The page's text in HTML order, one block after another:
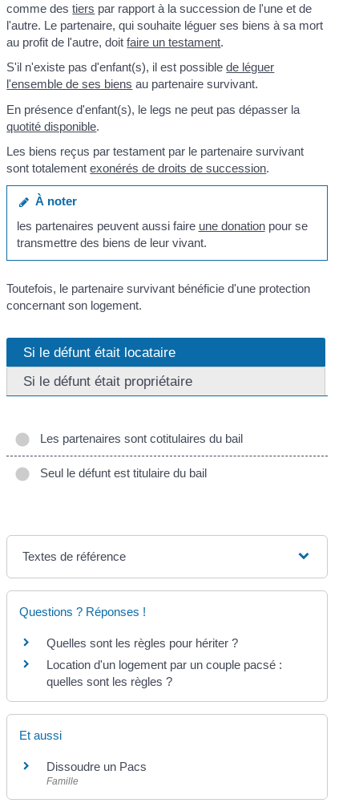
comme destiers par rapport à la succession de l'une et de
l'autre. Le partenaire, qui souhaite léguer ses biens à sa mort
au profit de l'autre, doitfaire un testament.
S'il n'existe pas d'enfant(s), il est possiblede léguer
l'ensemble de ses biens au partenaire survivant.
En présence d'enfant(s), le legs ne peut pas dépasser la
quotité disponible.
Les biens reçus par testament par le partenaire survivant
sont totalementexonérés de droits de succession.
À noter
les partenaires peuvent aussi faire une donationpour se
transmettre des biens de leur vivant.
Toutefois, le partenaire survivant bénéficie d'une protection
concernant son logement.
Si le défunt était locataire
Si le défunt était propriétaire
Les partenaires sont cotitulaires du bail
Seul le défunt est titulaire du bail
Textes de référence
Questions ? Réponses !
Quelles sont les règles pour hériter ?
Location d'un logement par un couple pacsé :
quelles sont les règles ?
Et aussi
Dissoudre un Pacs
Famille